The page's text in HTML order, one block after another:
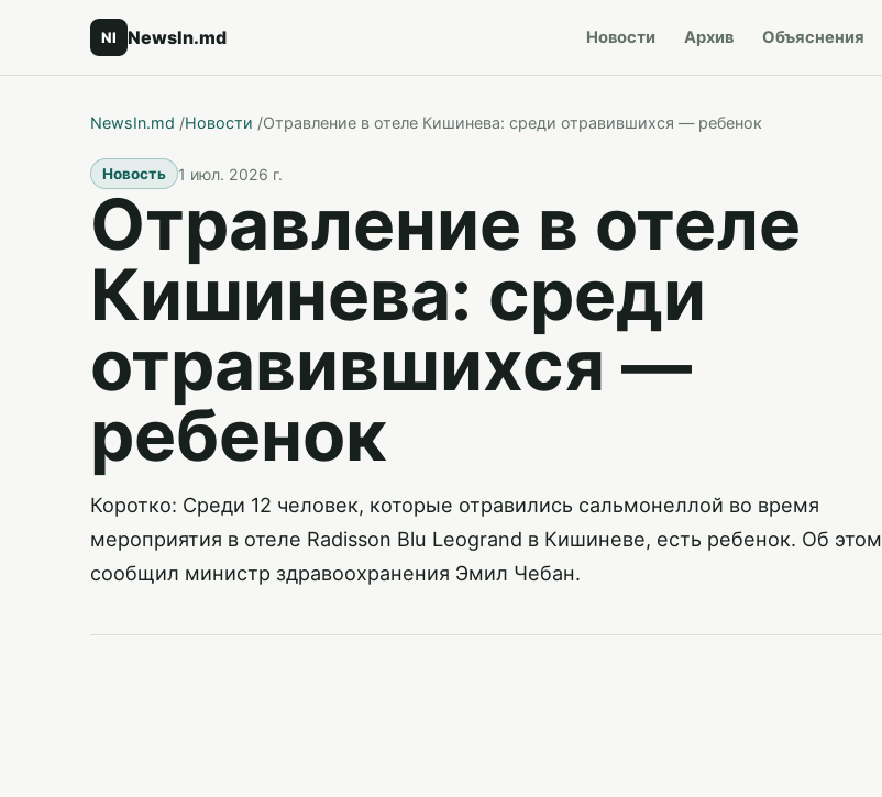
NI NewsIn.md Новости Архив Объяснения
NewsIn.md /Новости /Отравление в отеле Кишинева: среди отравившихся — ребенок
Новость 1 июл. 2026 г.
Отравление в отеле
Кишинева: среди
отравившихся —
ребенок
Коротко: Среди 12 человек, которые отравились сальмонеллой во время
мероприятия в отеле Radisson Blu Leogrand в Кишиневе, есть ребенок. Об этом
сообщил министр здравоохранения Эмил Чебан.